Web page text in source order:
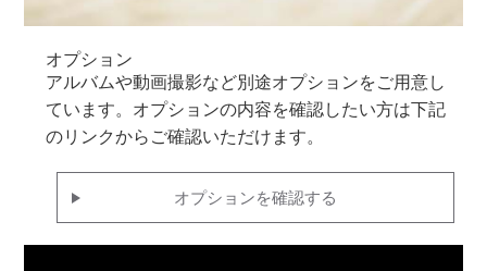
オプション
アルバムや動画撮影など別途オプションをご用意し
ています。オプションの内容を確認したい方は下記
のリンクからご確認いただけます。
オプションを確認する